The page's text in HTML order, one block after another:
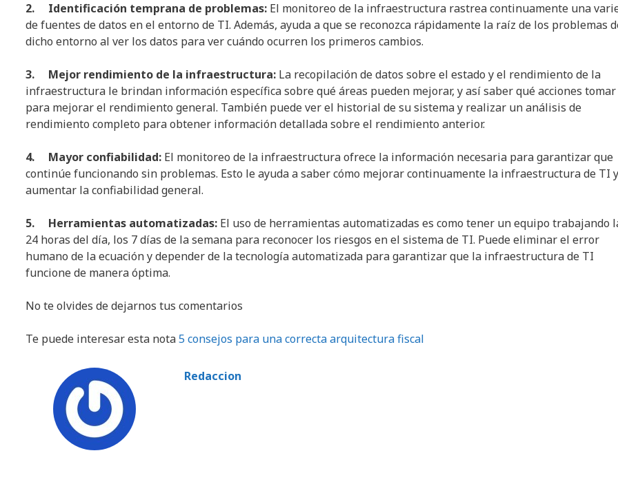
2. Identificación temprana de problemas: El monitoreo de la infraestructura rastrea continuamente una
de fuentes de datos en el entorno de TI. Además, ayuda a que se reconozca rápidamente la raíz de los problemas
dicho entorno al ver los datos para ver cuándo ocurren los primeros cambios.
3. Mejor rendimiento de la infraestructura: La recopilación de datos sobre el estado y el rendimiento de la
infraestructura le brindan información específica sobre qué áreas pueden mejorar, y así saber qué acciones tomar
para mejorar el rendimiento general. También puede ver el historial de su sistema y realizar un análisis de
rendimiento completo para obtener información detallada sobre el rendimiento anterior.
4. Mayor confiabilidad: El monitoreo de la infraestructura ofrece la información necesaria para garantizar que
continúe funcionando sin problemas. Esto le ayuda a saber cómo mejorar continuamente la infraestructura de TI y
aumentar la confiabilidad general.
5. Herramientas automatizadas: El uso de herramientas automatizadas es como tener un equipo trabajando
24 horas del día, los 7 días de la semana para reconocer los riesgos en el sistema de TI. Puede eliminar el error
humano de la ecuación y depender de la tecnología automatizada para garantizar que la infraestructura de TI
funcione de manera óptima.
No te olvides de dejarnos tus comentarios
Te puede interesar esta nota5 consejos para una correcta arquitectura fiscal
Redaccion